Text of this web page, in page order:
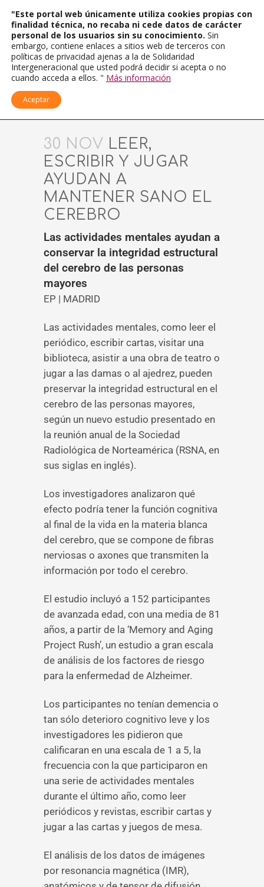
30 NOV LEER,
ESCRIBIR Y JUGAR
AYUDAN A
MANTENER SANO EL
CEREBRO
Las actividades mentales ayudan a
conservar la integridad estructural
del cerebro de las personas
mayores
EP | MADRID
Las actividades mentales, como leer el
periódico, escribir cartas, visitar una
biblioteca, asistir a una obra de teatro o
jugar a las damas o al ajedrez, pueden
preservar la integridad estructural en el
cerebro de las personas mayores,
según un nuevo estudio presentado en
la reunión anual de la Sociedad
Radiológica de Norteamérica (RSNA, en
sus siglas en inglés).
Los investigadores analizaron qué
efecto podría tener la función cognitiva
al final de la vida en la materia blanca
del cerebro, que se compone de fibras
nerviosas o axones que transmiten la
información por todo el cerebro.
El estudio incluyó a 152 participantes
de avanzada edad, con una media de 81
años, a partir de la ‘Memory and Aging
Project Rush’, un estudio a gran escala
de análisis de los factores de riesgo
para la enfermedad de Alzheimer.
Los participantes no tenían demencia o
tan sólo deterioro cognitivo leve y los
investigadores les pidieron que
calificaran en una escala de 1 a 5, la
frecuencia con la que participaron en
una serie de actividades mentales
durante el último año, como leer
periódicos y revistas, escribir cartas y
jugar a las cartas y juegos de mesa.
El análisis de los datos de imágenes
por resonancia magnética (IMR),
"Este portal web únicamente utiliza cookies propias con
finalidad técnica, no recaba ni cede datos de carácter
personal de los usuarios sin su conocimiento. Sin
embargo, contiene enlaces a sitios web de terceros con
políticas de privacidad ajenas a la de Solidaridad
Intergeneracional que usted podrá decidir si acepta o no
cuando acceda a ellos. " Más información
Aceptar